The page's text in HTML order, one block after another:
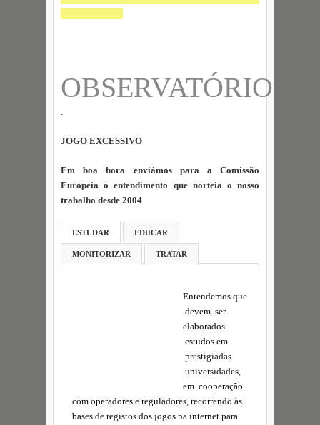
OBSERVATÓRIO
.
JOGO EXCESSIVO
Em boa hora enviámos para a Comissão
Europeia o entendimento que norteia o nosso
trabalho desde 2004
ESTUDAR EDUCAR
MONITORIZAR TRATAR
Entendemos que
devem ser
elaborados
estudos em
prestigiadas
universidades,
em cooperação
com operadores e reguladores, recorrendo às
bases de registos dos jogos na internet para